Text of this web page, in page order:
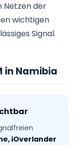
Netzen der
wichtigen
Signal.
in Namibia
iOverlander